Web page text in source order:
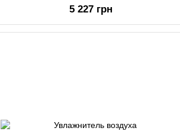
5 227 грн